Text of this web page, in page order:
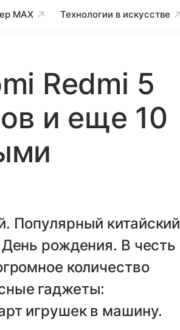
MAX Технологии в искусстве
Redmi 5
и еще 10
Популярный китайский
День рождения. В честь
количество
гаджеты:
игрушек в машину.